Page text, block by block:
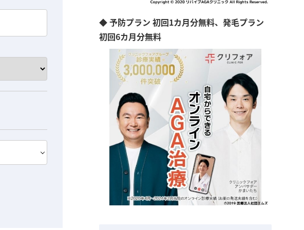
◆ 予防プラン 初回1カ月分無料、発毛プラン
初回6カ月分無料